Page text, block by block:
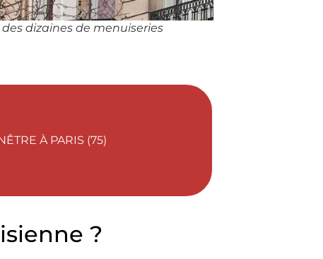
dizaines de menuiseries
À PARIS (75)
?